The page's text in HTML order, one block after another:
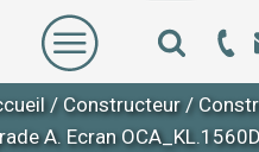
/ Constructeur/
A. Ecran